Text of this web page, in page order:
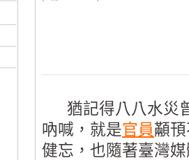
猶記得八八水災
吶喊，就是官員顢
健忘，也隨著臺灣